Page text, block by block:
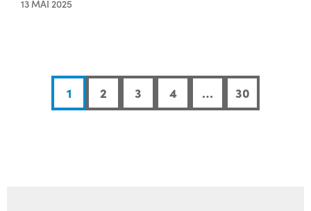
13 MAI 2025
1 2 3 4 … 30